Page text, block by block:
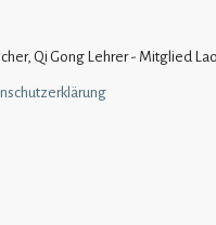
Qi Gong Lehrer - Mitglied